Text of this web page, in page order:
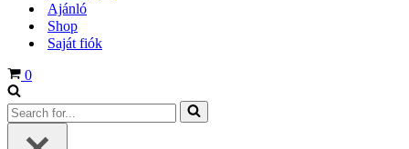
Ajánló
Shop
Saját fiók
Cart
0
Search
for...